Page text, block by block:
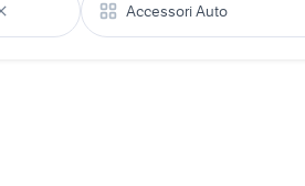
Accessori Auto